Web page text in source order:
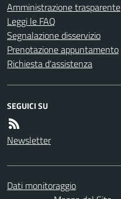
Amministrazione trasparente
Leggi le FAQ
Segnalazione disservizio
Prenotazione appuntamento
Richiesta d'assistenza
SEGUICI SU
Newsletter
Dati monitoraggio